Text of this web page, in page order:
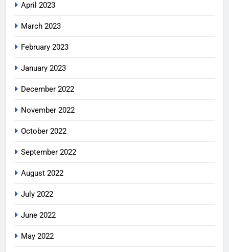
April 2023
March 2023
February 2023
January 2023
December 2022
November 2022
October 2022
September 2022
August 2022
July 2022
June 2022
May 2022